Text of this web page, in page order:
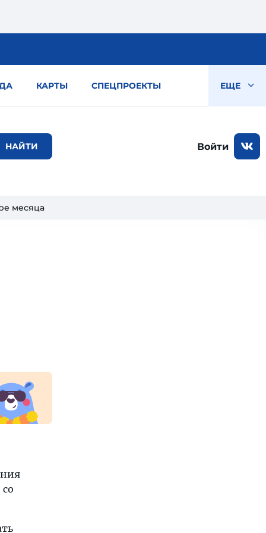
КАРТЫ СПЕЦПРОЕКТЫ ЕЩЕ
Войти
месяца
со